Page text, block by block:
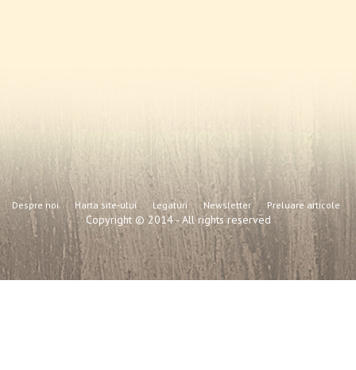
Despre noi Harta site-ului Legaturi Newsletter Preluare articole
Copyright © 2014 - All rights reserved